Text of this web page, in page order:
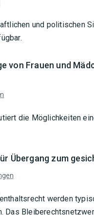
und politischen
von Frauen und
die Möglichkeiten
Übergang zum
werden
Das